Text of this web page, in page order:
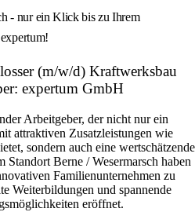
- nur ein Klick bis zu Ihrem
(m/w/d) Kraftwerksbau
expertum GmbH
Arbeitgeber, der nicht nur ein
attraktiven Zusatzleistungen wie
sondern auch eine wertschätzende
Berne / Wesermarsch haben
Familienunternehmen zu
Weiterbildungen und spannende
eröffnet.